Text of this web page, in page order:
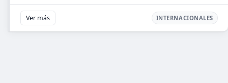
Ver más INTERNACIONALES